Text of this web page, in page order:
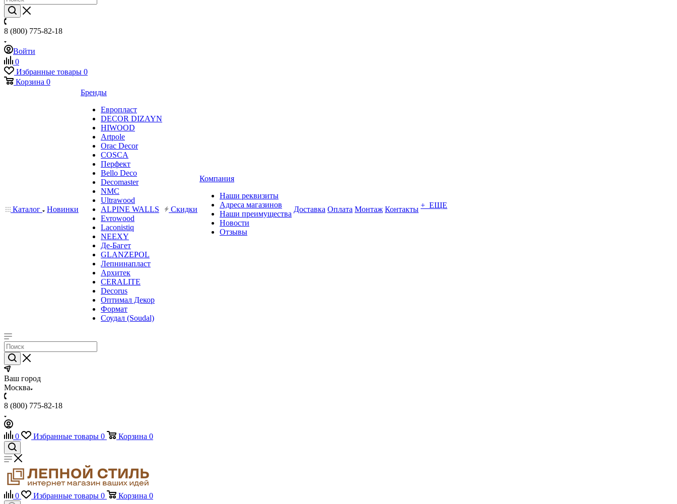
8 (800) 775-82-18
Войти
0
Избранные товары 0
Корзина 0
Каталог Новинки
Бренды
Европласт
DECOR DIZAYN
HIWOOD
Artpole
Orac Decor
COSCA
Перфект
Bello Deco
Decomaster
NMС
Ultrawood
ALPINE WALLS
Evrowood
Laconistiq
NEEXY
Де-Багет
GLANZEPOL
Лепнинапласт
Архитек
CERALITE
Decorus
Оптимал Декор
Формат
Соудал (Soudal)
Скидки
Компания
Наши реквизиты
Адреса магазинов
Наши преимущества
Новости
Отзывы
Доставка Оплата Монтаж Контакты + ЕЩЕ
Ваш город
Москва
8 (800) 775-82-18
0 Избранные товары 0 Корзина 0
0 Избранные товары 0 Корзина 0